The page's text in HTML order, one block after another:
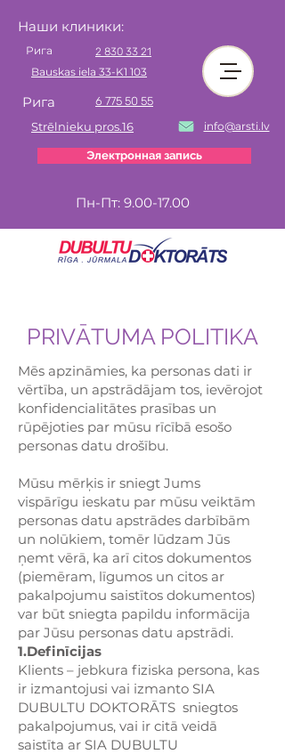
Наши клиники:
Рига 2 830 33 21
Bauskas iela 33-K1 103
Рига 6 775 50 55
Strēlnieku pros.16 info@arsti.lv
Электронная запись
Пн-Пт: 9.00-17.00
PRIVĀTUMA POLITIKA
Mēs apzināmies, ka personas dati ir
vērtība, un apstrādājam tos, ievērojot
konfidencialitātes prasības un
rūpējoties par mūsu rīcībā esošo
personas datu drošību.
Mūsu mērķis ir sniegt Jums
vispārīgu ieskatu par mūsu veiktām
personas datu apstrādes darbībām
un nolūkiem, tomēr lūdzam Jūs
ņemt vērā, ka arī citos dokumentos
(piemēram, līgumos un citos ar
pakalpojumu saistītos dokumentos)
var būt sniegta papildu informācija
par Jūsu personas datu apstrādi.
1.Definīcijas
Klients – jebkura fiziska persona, kas
ir izmantojusi vai izmanto SIA
DUBULTU DOKTORĀTS sniegtos
pakalpojumus, vai ir citā veidā
saistīta ar SIA DUBULTU